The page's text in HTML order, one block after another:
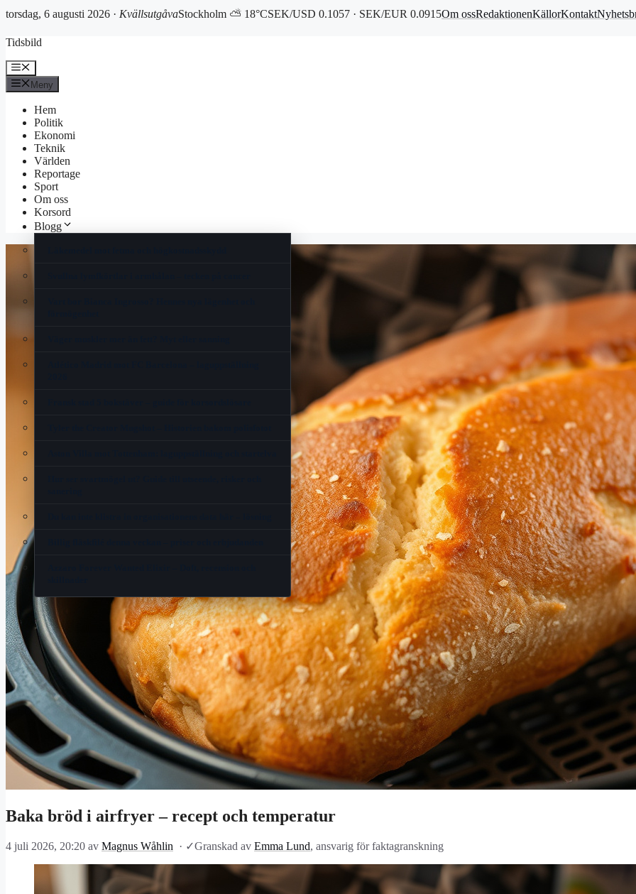
torsdag, 6 augusti 2026 · KvällsutgåvaStockholm ⛅ 18°CSEK/USD 0.1057 · SEK/EUR 0.0915Om ossRedaktionenKällorKontakt
till
Tidsbild
Meny
Meny
Hem
Politik
Ekonomi
Teknik
Världen
Reportage
Sport
Om oss
Korsord
Blogg
Baka bröd i airfryer – recept och temperatur
4 juli 2026, 20:20 av Magnus Wåhlin · ✓Granskad av Emma Lund, ansvarig för faktagranskning